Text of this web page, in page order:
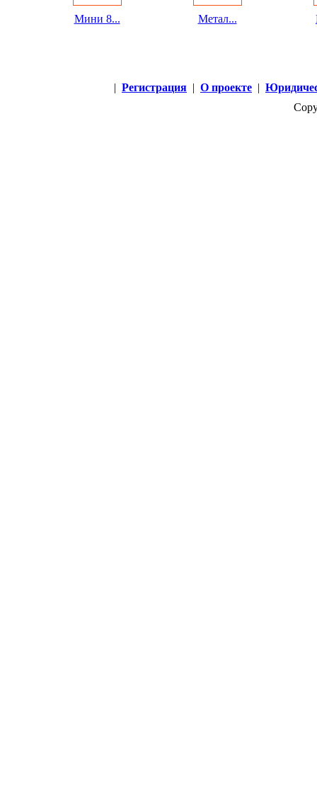
Мини 8... Метал...
| Регистрация | О проекте |